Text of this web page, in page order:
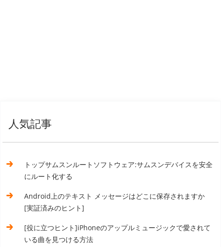
人気記事
トップサムスンルートソフトウェア:サムスンデバイスを安全
にルート化する
Android上のテキスト メッセージはどこに保存されますか
[実証済みのヒント]
[役に立つヒント]iPhoneのアップルミュージックで愛されて
いる曲を見つける方法